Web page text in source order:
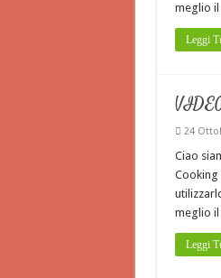
meglio
Leggi
24
Ciao
Cooking
meglio
Leggi